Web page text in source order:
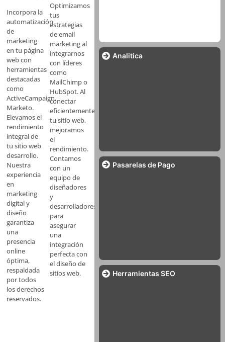
Analitica
Pasarelas de Pago
Herramientas SEO
Incorpora la
automatización
de
marketing
en tu página
web con
herramientas
destacadas
como
ActiveCampaign,
Marketo.
Elevamos el
rendimiento
integral de
tu sitio web
desarrollo.
Nuestra
experiencia
en
marketing
digital y
diseño
garantiza
una
presencia
online
óptima,
respaldada
por todos
los derechos
reservados.
Optimizamos
tus
estrategias
de email
marketing al
integrarnos
con líderes
como
MailChimp o
HubSpot. Al
conectar
eficientemente
tu sitio web,
mejoramos
el
rendimiento.
Contamos
con un
equipo de
diseñadores
y
desarrolladores
para
asegurar
una
integración
perfecta con
el diseño de
sitios web.